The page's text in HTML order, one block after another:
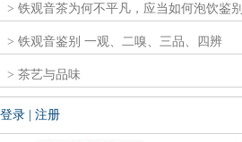
> 铁观音茶为何不平凡，应当如何泡饮鉴别
> 铁观音鉴别 一观、二嗅、三品、四辨
> 茶艺与品味
登录 | 注册